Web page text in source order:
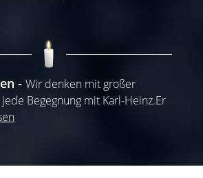
Wir denken mit großer
Begegnung mit Karl-Heinz.Er